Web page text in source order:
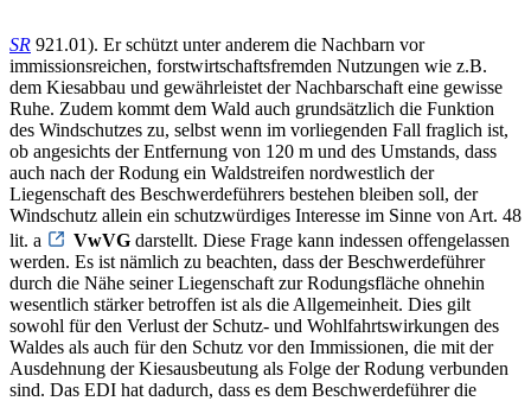
SR 921.01). Er schützt unter anderem die Nachbarn vor
immissionsreichen, forstwirtschaftsfremden Nutzungen wie z.B.
dem Kiesabbau und gewährleistet der Nachbarschaft eine gewisse
Ruhe. Zudem kommt dem Wald auch grundsätzlich die Funktion
des Windschutzes zu, selbst wenn im vorliegenden Fall fraglich ist,
ob angesichts der Entfernung von 120 m und des Umstands, dass
auch nach der Rodung ein Waldstreifen nordwestlich der
Liegenschaft des Beschwerdeführers bestehen bleiben soll, der
Windschutz allein ein schutzwürdiges Interesse im Sinne von Art. 48
lit. a
VwVG darstellt. Diese Frage kann indessen offengelassen
werden. Es ist nämlich zu beachten, dass der Beschwerdeführer
durch die Nähe seiner Liegenschaft zur Rodungsfläche ohnehin
wesentlich stärker betroffen ist als die Allgemeinheit. Dies gilt
sowohl für den Verlust der Schutz- und Wohlfahrtswirkungen des
Waldes als auch für den Schutz vor den Immissionen, die mit der
Ausdehnung der Kiesausbeutung als Folge der Rodung verbunden
sind. Das EDI hat dadurch, dass es dem Beschwerdeführer die